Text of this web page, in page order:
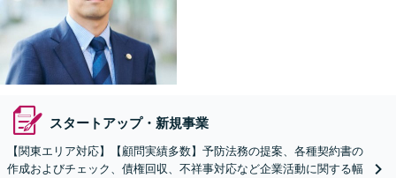
スタートアップ・新規事業
【関東エリア対応】【顧問実績多数】予防法務の提案、各種契約書の
作成およびチェック、債権回収、不祥事対応など企業活動に関する幅